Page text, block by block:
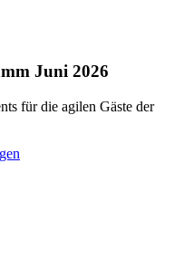
Juni 2026
für die agilen Gäste der